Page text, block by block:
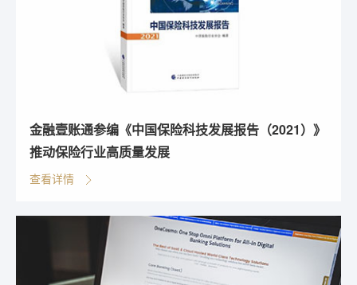
金融壹账通参编《中国保险科技发展报告（2021）》
推动保险行业高质量发展
查看详情